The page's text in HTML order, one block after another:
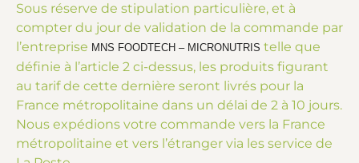
Sous réserve de stipulation particulière, et à
compter du jour de validation de la commande par
l’entreprise MNS FOODTECH – MICRONUTRIS telle que
définie à l’article 2 ci-dessus, les produits figurant
au tarif de cette dernière seront livrés pour la
France métropolitaine dans un délai de 2 à 10 jours.
Nous expédions votre commande vers la France
métropolitaine et vers l’étranger via les service de